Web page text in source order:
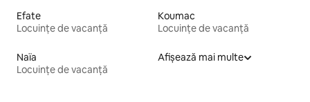
Efate
Locuințe de vacanță
Koumac
Locuințe de vacanță
Naïa
Locuințe de vacanță
Afișează mai multe